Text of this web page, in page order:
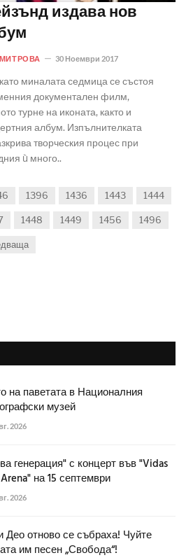
издава нов
30 Ноември 2017
миналата седмица се състоя
документален филм,
турне на иконата, както и
албум. Изпълнителката
творческия процес при
ù много..
1396 1436 1443 1444
1448 1449 1456 1496
на паветата в Националния
музей
2026
генерация" с концерт във "Vidas
на 15 септември
2026
Део отново се събраха! Чуйте
им песен „Свобода“!